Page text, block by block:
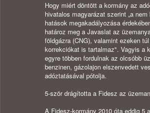
Hogy miért döntött a kormány az
hivatalos magyarázat szerint „a
hatások megakadályozása
határoz meg a Javaslat az
földgázra (CNG), valamint ezeken
korrekciókat is tartalmaz". Vagyis a
egyre többen fordulnak az olcsóbb
benzinen, gázolajon elszenvedett
adóztatásával pótolja.
5-ször drágította a Fidesz az
A Fidesz-kormány 2010 óta eddig 5